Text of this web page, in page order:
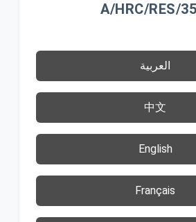
A/HRC/RES/
العربية
中文
English
Français